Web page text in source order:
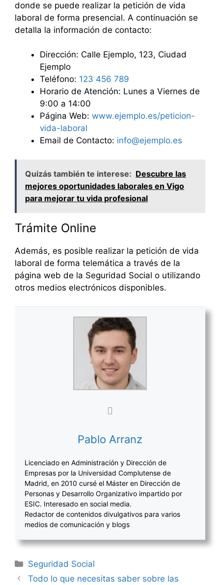
donde se puede realizar la petición de vida
laboral de forma presencial. A continuación se
detalla la información de contacto:
Dirección: Calle Ejemplo, 123, Ciudad
Ejemplo
Teléfono: 123 456 789
Horario de Atención: Lunes a Viernes de
9:00 a 14:00
Página Web: www.ejemplo.es/peticion-
vida-laboral
Email de Contacto: info@ejemplo.es
Quizás también te interese: Descubre las
mejores oportunidades laborales en Vigo
para mejorar tu vida profesional
Trámite Online
Además, es posible realizar la petición de vida
laboral de forma telemática a través de la
página web de la Seguridad Social o utilizando
otros medios electrónicos disponibles.
Pablo Arranz
Licenciado en Administración y Dirección de
Empresas por la Universidad Complutense de
Madrid, en 2010 cursé el Máster en Dirección de
Personas y Desarrollo Organizativo impartido por
ESIC. Interesado en social media.
Redactor de contenidos divulgativos para varios
medios de comunicación y blogs
Categorías
Seguridad Social
Navegación
Todo lo que necesitas saber sobre las